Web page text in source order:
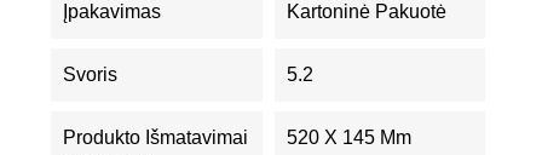
Įpakavimas Kartoninė Pakuotė
Svoris 5.2
Produkto Išmatavimai
520 X 145 Mm